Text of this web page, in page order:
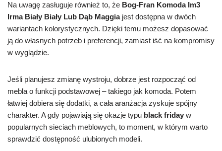
Na uwagę zasługuje również to, że Bog-Fran Komoda Im3
Irma Biały Biały Lub Dąb Maggiajest dostępna w dwóch
wariantach kolorystycznych. Dzięki temu możesz dopasować
ją do własnych potrzeb i preferencji, zamiast iść na kompromisy
w wyglądzie.
Jeśli planujesz zmianę wystroju, dobrze jest rozpocząć od
mebla o funkcji podstawowej – takiego jak komoda. Potem
łatwiej dobiera się dodatki, a cała aranżacja zyskuje spójny
charakter. A gdy pojawiają się okazje typu black friday w
popularnych sieciach meblowych, to moment, w którym warto
sprawdzić dostępność ulubionych modeli.